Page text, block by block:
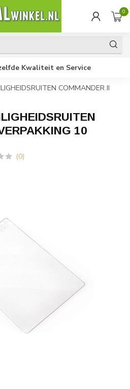
0
Kwaliteit en Service
COMMANDER II
10
(0)